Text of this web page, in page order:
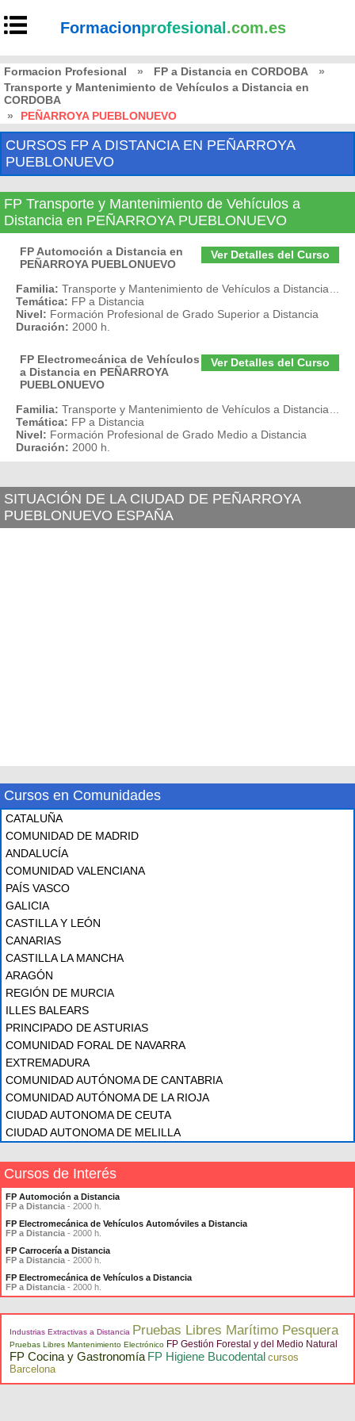
Formacionprofesional .com.es
Formacion Profesional » FP a Distancia en CORDOBA
»
Transporte y Mantenimiento de Vehículos a Distancia en
CORDOBA
»
PEÑARROYA PUEBLONUEVO
CURSOS FP A DISTANCIA EN PEÑARROYA
PUEBLONUEVO
FP Transporte y Mantenimiento de Vehículos a
Distancia en PEÑARROYA PUEBLONUEVO
Ver Detalles del Curso
FP Automoción a Distancia en
PEÑARROYA PUEBLONUEVO
Familia: Transporte y Mantenimiento de Vehículos a Distancia
Temática: FP a Distancia
Nivel: Formación Profesional de Grado Superior a Distancia
Duración: 2000 h.
Ver Detalles del Curso
FP Electromecánica de Vehículos
a Distancia en PEÑARROYA
PUEBLONUEVO
Familia: Transporte y Mantenimiento de Vehículos a Distancia
Temática: FP a Distancia
Nivel: Formación Profesional de Grado Medio a Distancia
Duración: 2000 h.
SITUACIÓN DE LA CIUDAD DE PEÑARROYA
PUEBLONUEVO ESPAÑA
Cursos en Comunidades
CATALUÑA
COMUNIDAD DE MADRID
ANDALUCÍA
COMUNIDAD VALENCIANA
PAÍS VASCO
GALICIA
CASTILLA Y LEÓN
CANARIAS
CASTILLA LA MANCHA
ARAGÓN
REGIÓN DE MURCIA
ILLES BALEARS
PRINCIPADO DE ASTURIAS
COMUNIDAD FORAL DE NAVARRA
EXTREMADURA
COMUNIDAD AUTÓNOMA DE CANTABRIA
COMUNIDAD AUTÓNOMA DE LA RIOJA
CIUDAD AUTONOMA DE CEUTA
CIUDAD AUTONOMA DE MELILLA
Cursos de Interés
FP Automoción a Distancia
FP a Distancia - 2000 h.
FP Electromecánica de Vehículos Automóviles a Distancia
FP a Distancia - 2000 h.
FP Carrocería a Distancia
FP a Distancia - 2000 h.
FP Electromecánica de Vehículos a Distancia
FP a Distancia - 2000 h.
Industrias Extractivas a Distancia Pruebas Libres Marítimo Pesquera
Pruebas Libres Mantenimiento Electrónico FP Gestión Forestal y del Medio Natural
FP Cocina y Gastronomía FP Higiene Bucodental cursos
Barcelona